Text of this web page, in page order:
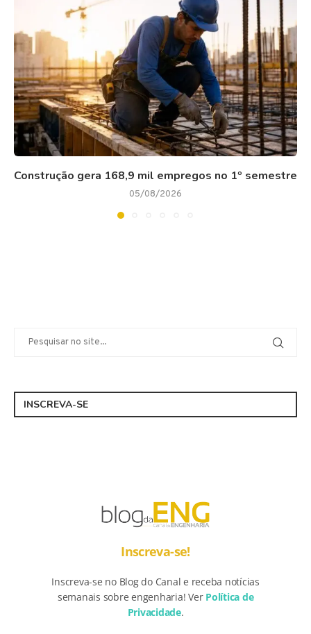
Construção gera 168,9 mil empregos no 1º semestre
05/08/2026
INSCREVA-SE
Inscreva-se!
Inscreva-se no Blog do Canal e receba notícias
semanais sobre engenharia! Ver Política de
Privacidade.